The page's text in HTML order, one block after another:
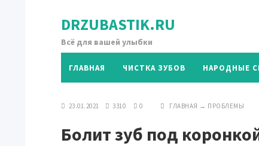
DRZUBASTIK.RU
Всё для вашей улыбки
ГЛАВНАЯ ЧИСТКА ЗУБОВ НАРОДНЫЕ
23.01.2021 3310 0 ГЛАВНАЯ → ПРОБЛЕМЫ
Болит зуб под